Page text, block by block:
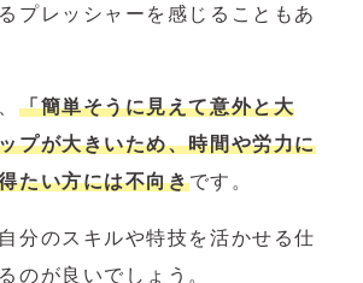
プレッシャーを感じることもあ
「簡単そうに見えて意外と大
プが大きいため、時間や労力に
たい方には不向きです。
分のスキルや特技を活かせる仕
のが良いでしょう。